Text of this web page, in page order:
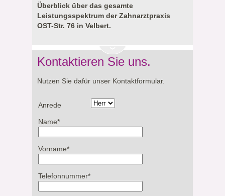
Überblick über das gesamte
Leistungsspektrum der Zahnarztpraxis
OST-Str. 76 in Velbert.
Kontaktieren Sie uns.
Nutzen Sie dafür unser Kontaktformular.
Anrede
Name*
Vorname*
Telefonnummer*